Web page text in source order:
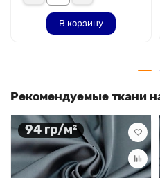
В корзину
Рекомендуемые ткани
94 гр/м²